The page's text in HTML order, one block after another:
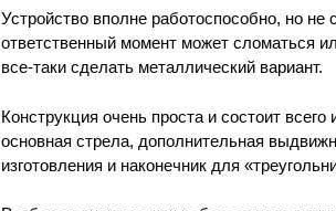
Устройство вполне работоспособно, но
ответственный момент может сломаться
все-таки сделать металлический вариант.
Конструкция очень проста и состоит
основная стрела, дополнительная
изготовления и наконечник для